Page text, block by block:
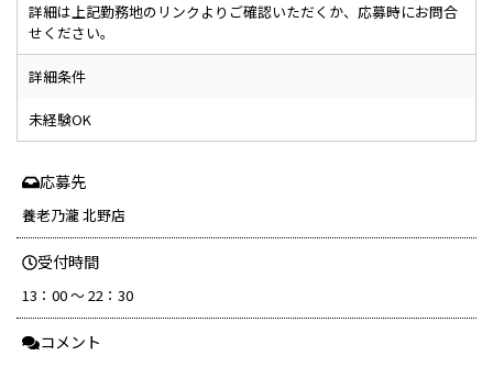
詳細は上記勤務地のリンクよりご確認いただくか、応募時にお問合
せください。
詳細条件
未経験OK
応募先
養老乃瀧 北野店
受付時間
13：00 ～ 22：30
コメント